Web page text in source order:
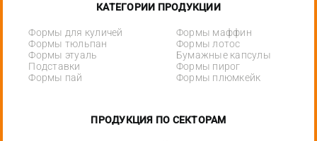
КАТЕГОРИИ ПРОДУКЦИИ
Формы для куличей
Формы маффин
Формы тюльпан
Формы лотос
Формы этуаль
Бумажные капсулы
Подставки
Формы пирог
Формы пай
Формы плюмкейк
ПРОДУКЦИЯ ПО СЕКТОРАМ